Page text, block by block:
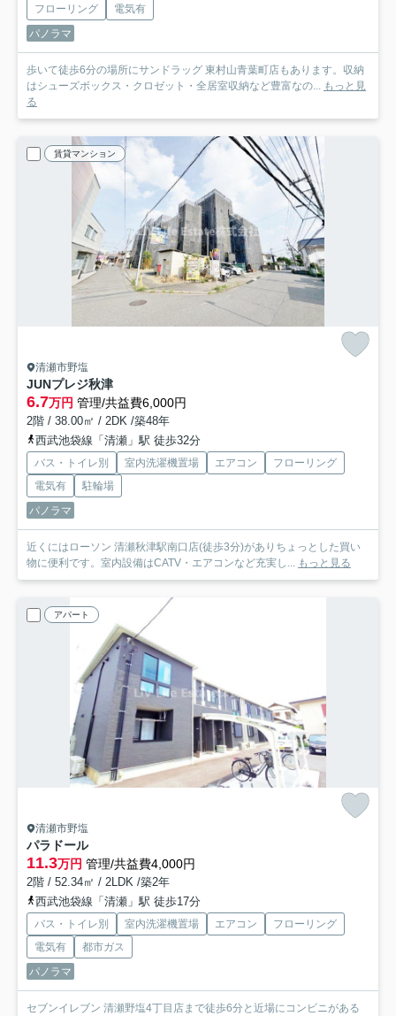
フローリング
電気有
パノラマ
歩いて徒歩6分の場所にサンドラッグ 東村山青葉町店もあります。収納
はシューズボックス・クロゼット・全居室収納など豊富なの... もっと見
る
賃貸マンション
清瀬市野塩
JUNプレジ秋津
6.7万円 管理/共益費6,000円
2階 / 38.00㎡ / 2DK /築48年
西武池袋線「清瀬」駅 徒歩32分
バス・トイレ別 室内洗濯機置場 エアコン
フローリング
電気有
駐輪場
パノラマ
近くにはローソン 清瀬秋津駅南口店(徒歩3分)がありちょっとした買い
物に便利です。室内設備はCATV・エアコンなど充実し... もっと見る
アパート
清瀬市野塩
パラドール
11.3万円 管理/共益費4,000円
2階 / 52.34㎡ / 2LDK /築2年
西武池袋線「清瀬」駅 徒歩17分
バス・トイレ別 室内洗濯機置場 エアコン
フローリング
電気有
都市ガス
パノラマ
セブンイレブン 清瀬野塩4丁目店まで徒歩6分と近場にコンビニがある